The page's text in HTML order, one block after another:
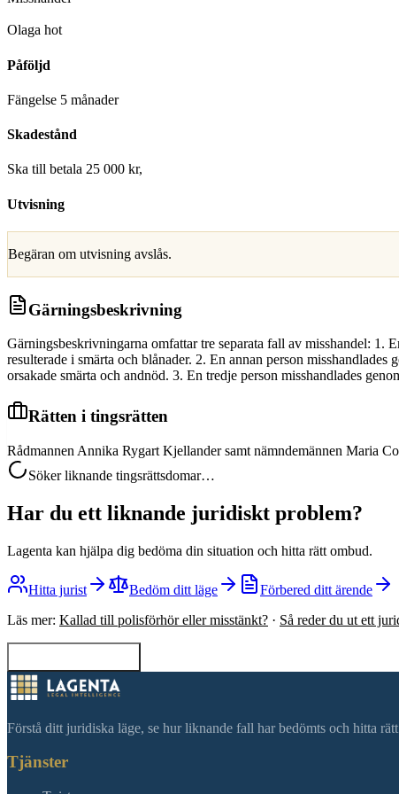
Olaga hot
Påföljd
Fängelse 5 månader
Skadestånd
Ska till betala 25 000 kr,
Utvisning
Begäran om utvisning avslås.
Gärningsbeskrivning
Gärningsbeskrivningarna omfattar tre separata fall av misshandel: 1.
resulterade i smärta och blånader. 2. En annan person
orsakade smärta och andnöd. 3. En tredje person misshandlades
Rätten i tingsrätten
Rådmannen Annika Rygart Kjellander samt nämndemännen Maria
Söker liknande tingsrättsdomar…
Har du ett liknande juridiskt problem?
Lagenta kan hjälpa dig bedöma din situation och hitta rätt ombud.
Hitta jurist Bedöm ditt läge
Förbered ditt ärende
Läs mer: Kallad till polisförhör eller misstänkt? · Så reder du ut ett
Förstå ditt juridiska läge, se hur liknande fall har bedömts och hitta
Tjänster